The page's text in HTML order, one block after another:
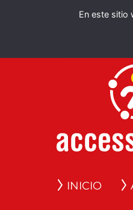
En este sitio
INICIO